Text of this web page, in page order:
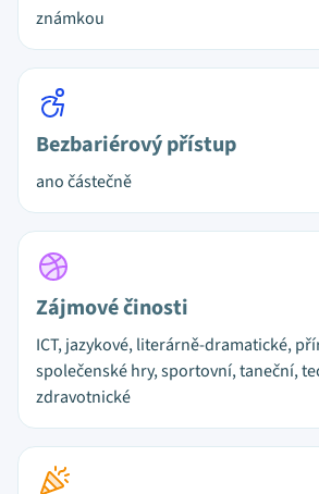
známkou
Bezbariérový přístup
ano částečně
Zájmové činosti
ICT, jazykové, literárně-dramatické,
společenské hry, sportovní, taneční,
zdravotnické